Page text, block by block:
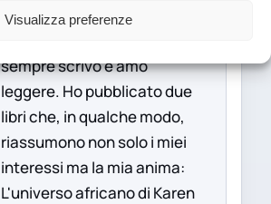
Visualizza preferenze
Federica Vitale
sempre scrivo e amo
leggere. Ho pubblicato due
libri che, in qualche modo,
riassumono non solo i miei
interessi ma la mia anima:
L'universo africano di Karen